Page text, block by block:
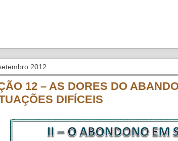
2012
12 – AS DORES DO
DIFÍCEIS